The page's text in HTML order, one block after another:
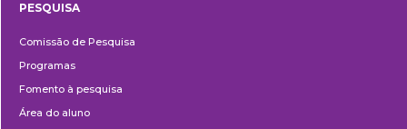
PESQUISA
Comissão de Pesquisa
Programas
Fomento à pesquisa
Área do aluno